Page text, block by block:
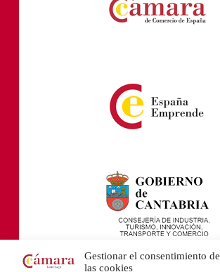
Gestionar el consentimiento de
las cookies